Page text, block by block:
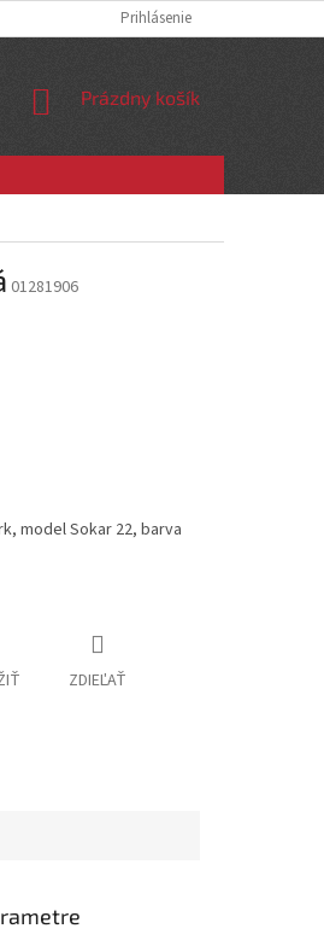
Prihlásenie
NÁKUPNÝ
Prázdny košík
01281906
model Sokar 22, barva
ZDIEĽAŤ